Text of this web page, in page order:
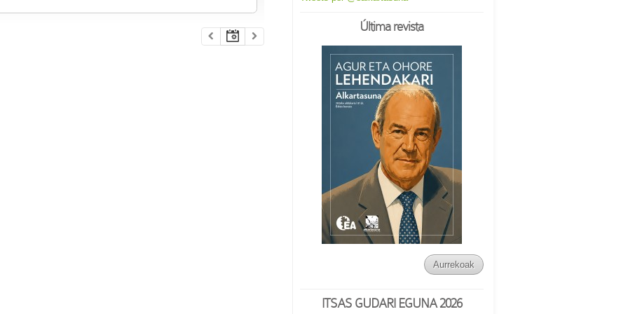
Última revista
Aurrekoak
ITSAS GUDARI EGUNA 2026